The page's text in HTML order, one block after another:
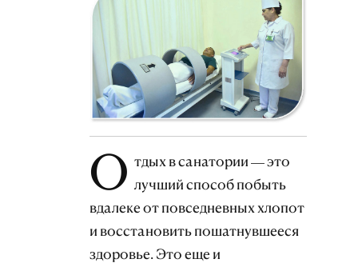
О тдых в санатории — это
лучший способ побыть
вдалеке от повседневных хлопот
и восстановить пошатнувшееся
здоровье. Это еще и